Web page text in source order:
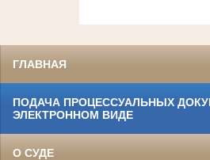
ГЛАВНАЯ
ПОДАЧА ПРОЦЕССУАЛЬНЫХ
ЭЛЕКТРОННОМ ВИДЕ
О СУДЕ